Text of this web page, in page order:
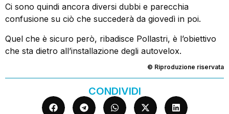
Ci sono quindi ancora diversi dubbi e parecchia
confusione su ciò che succederà da giovedì in poi.
Quel che è sicuro però, ribadisce Pollastri, è l’obiettivo
che sta dietro all’installazione degli autovelox.
© Riproduzione riservata
CONDIVIDI